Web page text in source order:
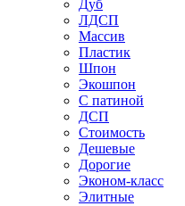
Дуб
ЛДСП
Массив
Пластик
Шпон
Экошпон
С патиной
ДСП
Стоимость
Дешевые
Дорогие
Эконом-класс
Элитные